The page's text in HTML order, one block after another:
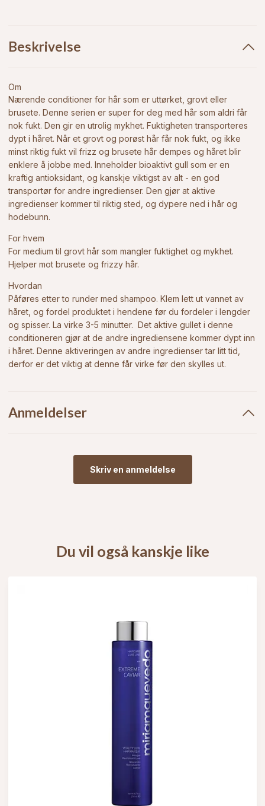
Beskrivelse
Om
Nærende conditioner for hår som er uttørket, grovt eller
brusete. Denne serien er super for deg med hår som aldri får
nok fukt. Den gir en utrolig mykhet. Fuktigheten transporteres
dypt i håret. Når et grovt og porøst hår får nok fukt, og ikke
minst riktig fukt vil frizz og brusete hår dempes og håret blir
enklere å jobbe med. Inneholder bioaktivt gull som er en
kraftig antioksidant, og kanskje viktigst av alt - en god
transportør for andre ingredienser. Den gjør at aktive
ingredienser kommer til riktig sted, og dypere ned i hår og
hodebunn.
For hvem
For medium til grovt hår som mangler fuktighet og mykhet.
Hjelper mot brusete og frizzy hår.
Hvordan
Påføres etter to runder med shampoo. Klem lett ut vannet av
håret, og fordel produktet i hendene før du fordeler i lengder
og spisser. La virke 3-5 minutter. Det aktive gullet i denne
conditioneren gjør at de andre ingrediensene kommer dypt inn
i håret. Denne aktiveringen av andre ingredienser tar litt tid,
derfor er det viktig at denne får virke før den skylles ut.
Anmeldelser
Skriv en anmeldelse
Du vil også kanskje like